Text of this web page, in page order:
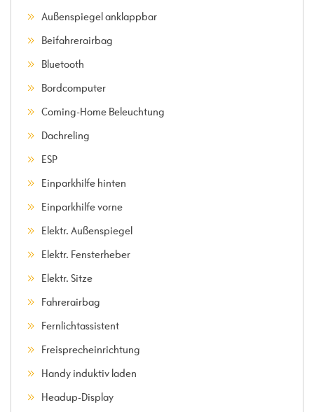
Außenspiegel anklappbar
Beifahrerairbag
Bluetooth
Bordcomputer
Coming-Home Beleuchtung
Dachreling
ESP
Einparkhilfe hinten
Einparkhilfe vorne
Elektr. Außenspiegel
Elektr. Fensterheber
Elektr. Sitze
Fahrerairbag
Fernlichtassistent
Freisprecheinrichtung
Handy induktiv laden
Headup-Display